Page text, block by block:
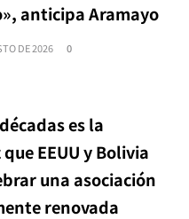
anticipa Aramayo
DE 2026 0
es la
EEUU y Bolivia
una asociación
renovada